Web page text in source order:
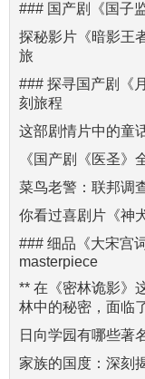
### 国产剧《国子
探秘影片《暗影王
旅
### 探寻国产剧《
刻旅程
这部剧情片中的童
《国产剧《医圣》
菜鸟老警：联邦调
你看过喜剧片《神
### 细品《大宋宫
masterpiece
** 在《密林诡影》
林中的秘密，面临
日向学园有哪些著
家族的国度：深刻